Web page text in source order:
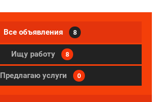
Все объявления 8
Ищу работу 8
Предлагаю услуги 0